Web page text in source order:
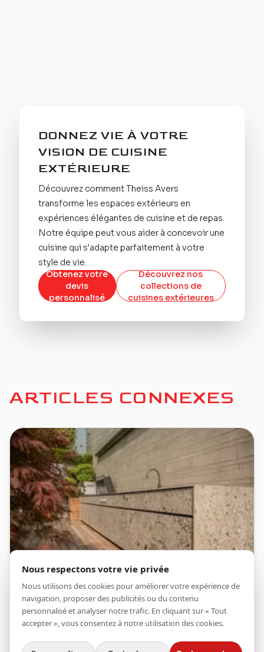
Nous respectons votre vie privée
Nous utilisons des cookies pour améliorer votre expérience de
navigation, proposer des publicités ou du contenu
personnalisé et analyser notre trafic. En cliquant sur « Tout
accepter », vous consentez à notre utilisation des cookies.
DONNEZ VIE À VOTRE
VISION DE CUISINE
EXTÉRIEURE
Découvrez comment Theiss Avers
transforme les espaces extérieurs en
expériences élégantes de cuisine et de repas.
Notre équipe peut vous aider à concevoir une
cuisine qui s'adapte parfaitement à votre
style de vie.
Obtenez votre
devis
personnalisé
Découvrez nos
collections de
cuisines extérieures
ARTICLES CONNEXES
Article Témoignages
CUISINE EXTÉRIEURE